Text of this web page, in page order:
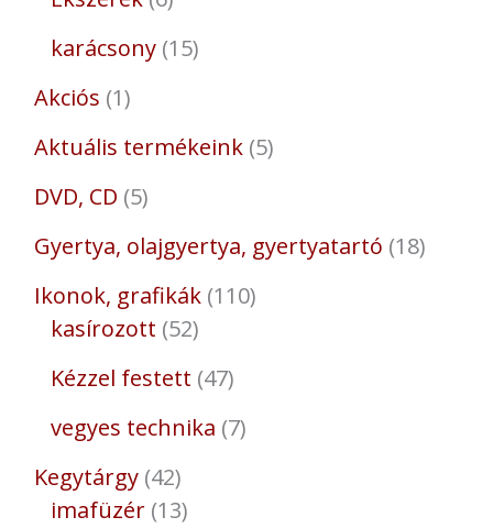
karácsony 15
Akciós 1
Aktuális termékeink 5
DVD, CD 5
Gyertya, olajgyertya, gyertyatartó 18
Ikonok, grafikák 110
kasírozott 52
Kézzel festett 47
vegyes technika 7
Kegytárgy 42
imafüzér 13